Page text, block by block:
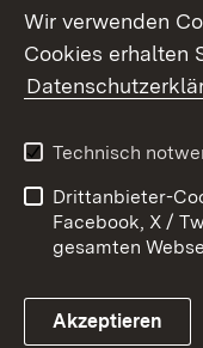
Link zum
Kontakt
Impressum
Wir verwenden
Cookies erhalten
Technisch
Drittanbieter-
Facebook, X /
gesamten
Akzeptieren